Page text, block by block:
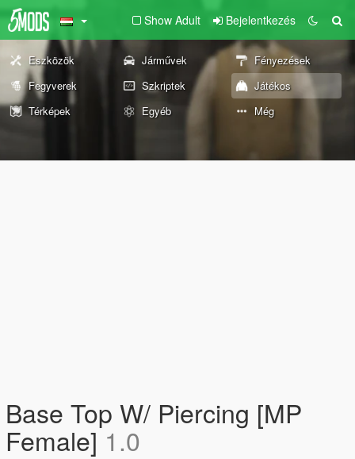
Show Adult Bejelentkezés
Eszközök Járművek
Fényezések
Fegyverek
Szkriptek
Játékos
Térképek
Egyéb Még
Base Top W/ Piercing [MP
Female]1.0